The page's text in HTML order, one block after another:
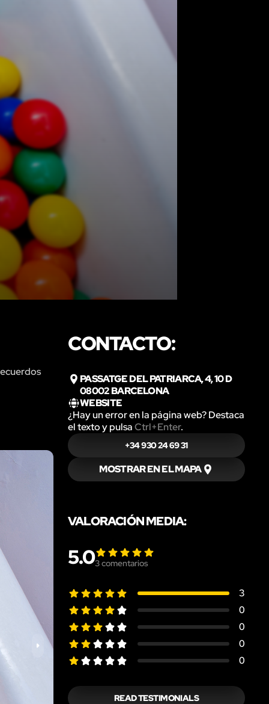
CONTACTO:
PASSATGE DEL PATRIARCA, 4, 10 D
08002 BARCELONA
WEBSITE
¿Hay un error en la página web? Destaca
el texto y pulsaCtrl+Enter.
+34 930 24 69 31
MOSTRAR EN EL MAPA
VALORACIÓN MEDIA:
5.03comentarios
3
0
0
0
0
READ TESTIMONIALS